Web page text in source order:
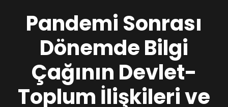
Pandemi Sonrası
Dönemde Bilgi
Çağının Devlet-
Toplum İlişkileri ve